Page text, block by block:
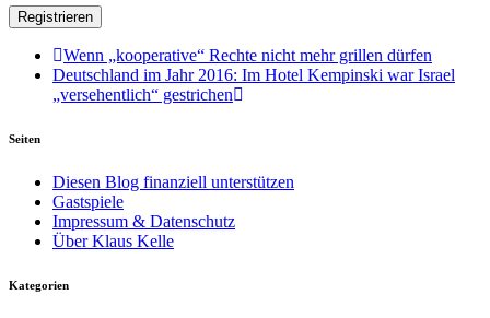
Wenn „kooperative“ Rechte nicht mehr grillen dürfen
Deutschland im Jahr 2016: Im Hotel Kempinski war Israel
„versehentlich“ gestrichen
Seiten
Diesen Blog finanziell unterstützen
Gastspiele
Impressum & Datenschutz
Über Klaus Kelle
Kategorien